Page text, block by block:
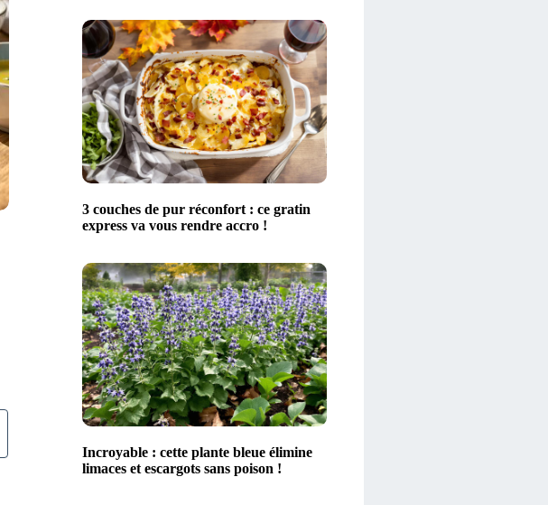
3 couches de pur réconfort : ce gratin
express va vous rendre accro !
Incroyable : cette plante bleue élimine
limaces et escargots sans poison !